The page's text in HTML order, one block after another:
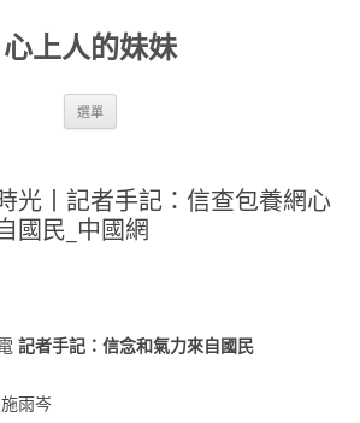
心上人的妹妹
選單
光丨記者手記：信查包養網心
國民_中國網
記者手記：信念和氣力來自國民
雨岑